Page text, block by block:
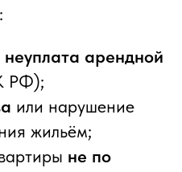
неуплата арендной
РФ);
или нарушение
жильём;
не по